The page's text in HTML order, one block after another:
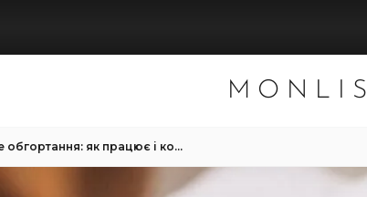
MONLIS
Водорослеве обгортання: як працює і кому підходить